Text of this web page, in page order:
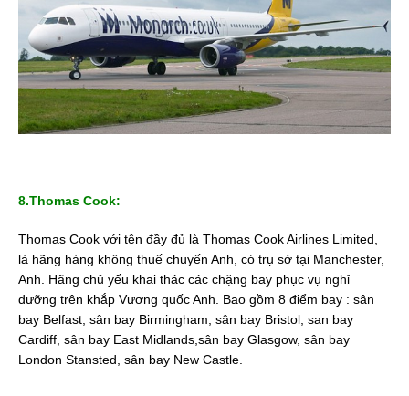
8.Thomas Cook:
Thomas Cook với tên đầy đủ là Thomas Cook Airlines Limited,
là hãng hàng không thuế chuyến Anh, có trụ sở tại Manchester,
Anh. Hãng chủ yếu khai thác các chặng bay phục vụ nghỉ
dưỡng trên khắp Vương quốc Anh. Bao gồm 8 điểm bay : sân
bay Belfast, sân bay Birmingham, sân bay Bristol, san bay
Cardiff, sân bay East Midlands,sân bay Glasgow, sân bay
London Stansted, sân bay New Castle.